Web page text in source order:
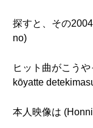
探すと、その
no)
ヒット曲がこう
kōyatte
本人映像は